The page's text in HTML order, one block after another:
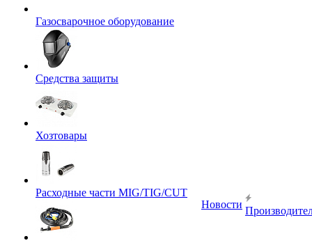
Газосварочное оборудование
Средства защиты
Хозтовары
Расходные части MIG/TIG/CUT
Новости